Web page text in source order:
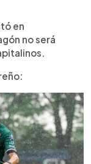
en
no será